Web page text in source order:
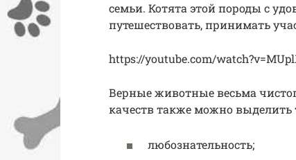
семьи. Котята этой породы с
путешествовать, принимать
https://youtube.com/
Верные животные весьма
качеств также можно выделить
любознательность;